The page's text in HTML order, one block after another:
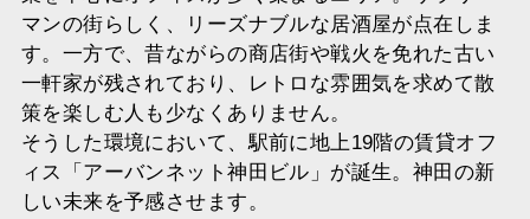
マンの街らしく、リーズナブルな居酒屋が点在しま
す。一方で、昔ながらの商店街や戦火を免れた古い
一軒家が残されており、レトロな雰囲気を求めて散
策を楽しむ人も少なくありません。
そうした環境において、駅前に地上19階の賃貸オフ
ィス「アーバンネット神田ビル」が誕生。神田の新
しい未来を予感させます。